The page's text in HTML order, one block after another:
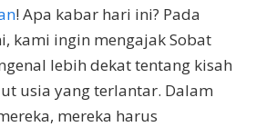
! Apa kabar hari ini? Pada
kami ingin mengajak Sobat
lebih dekat tentang kisah
usia yang terlantar. Dalam
mereka harus